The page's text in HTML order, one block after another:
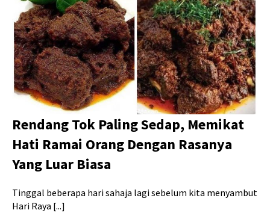
Rendang Tok Paling Sedap, Memikat
Hati Ramai Orang Dengan Rasanya
Yang Luar Biasa
Tinggal beberapa hari sahaja lagi sebelum kita menyambut
Hari Raya [...]